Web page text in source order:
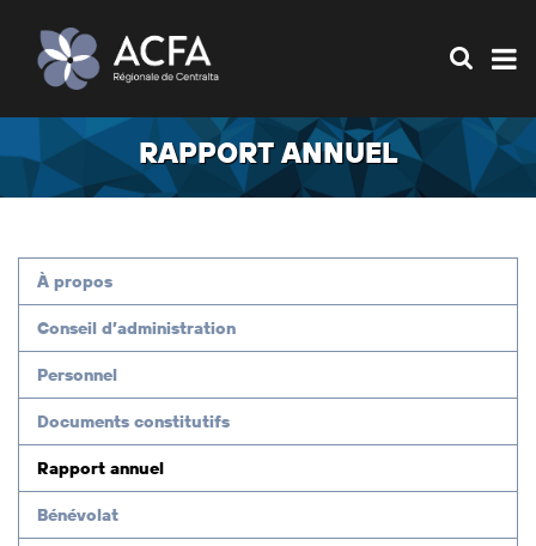
RAPPORT ANNUEL
À propos
Conseil d’administration
Personnel
Documents constitutifs
Rapport annuel
Bénévolat